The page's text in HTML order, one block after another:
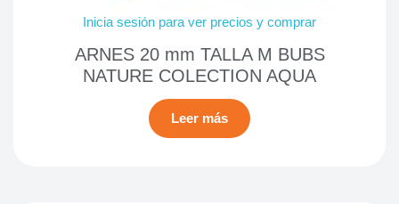
Inicia sesión para ver precios y comprar
ARNES 20 mm TALLA M BUBS
NATURE COLECTION AQUA
Leer más